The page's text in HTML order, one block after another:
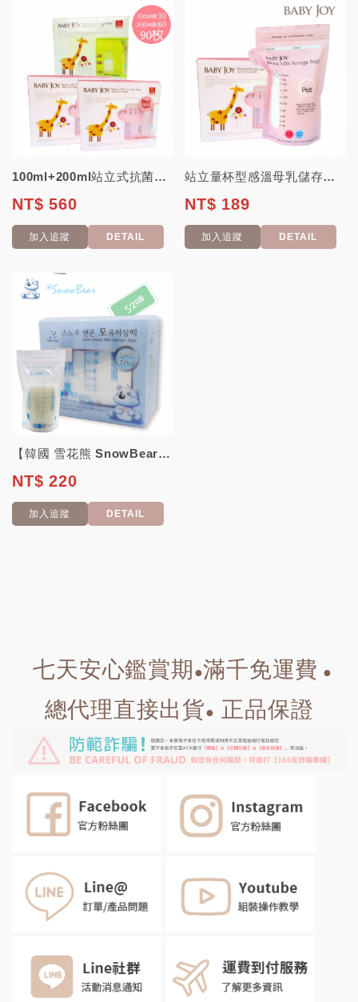
100ml+200ml站立式抗菌母乳儲存袋(體驗組合) 【韓國 BABY JO...
NT$ 560
加入追蹤 DETAIL
站立量杯型感溫母乳儲存袋200ml 30入【韓國 Baby Joy】(母乳冷凍袋...
NT$ 189
加入追蹤 DETAIL
【韓國 雪花熊 SnowBear】200ML感溫母乳冷凍袋52枚 (母乳袋 母乳...
NT$ 220
加入追蹤 DETAIL
七天安心鑑賞期 ●滿千免運費 ●
總代理直接出貨● 正品保證